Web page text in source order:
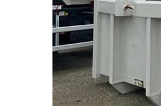
Benne pour une gestion